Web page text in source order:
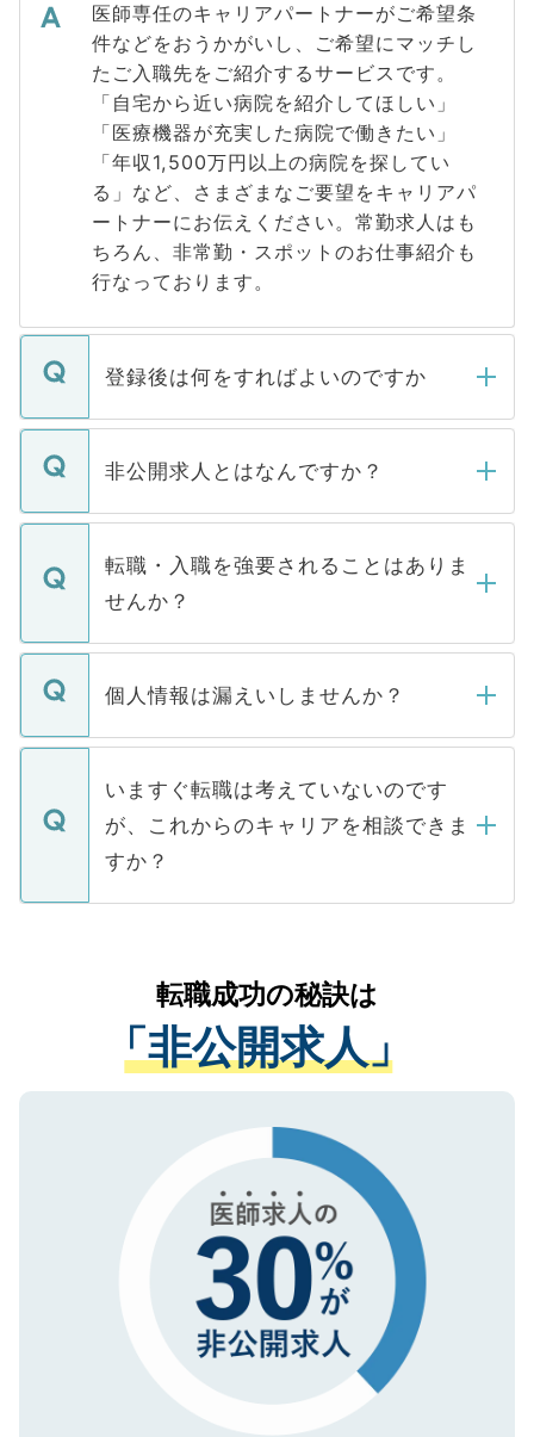
医師専任のキャリアパートナーがご希望条
件などをおうかがいし、ご希望にマッチし
たご入職先をご紹介するサービスです。
「自宅から近い病院を紹介してほしい」
「医療機器が充実した病院で働きたい」
「年収1,500万円以上の病院を探してい
る」など、さまざまなご要望をキャリアパ
ートナーにお伝えください。常勤求人はも
ちろん、非常勤・スポットのお仕事紹介も
行なっております。
登録後は何をすればよいのですか
ご登録いただきましたら、弊社担当者がご
登録内容を確認し、その後メールもしくは
ます。通常、5営業日以内にはご連絡をせて
いただきますので、しばらくお待ちくださ
非公開求人とはなんですか？
マイナビDOCTORで取り扱っている求人の
うち約3割は、Webサイトからご覧いただ
けない「非公開求人」です。非公開求人は
下記の理由によって、一般には公開してい
ません。
■応募殺到を避けるため 人気のある医療機
関を公にしてしまうと、応募が殺到する場
に、医療機関が求める条件に合った人材の
みを人材紹介会社に依頼するケースが増え
ています。
転職・入職を強要されることはありま
せんか？
転職・入職を強要することは一切ありませ
ん。また、仮に応募先から内定をいただい
定を承諾する必要はありません。内定先へ
の辞退の連絡はキャリアパートナーが行い
個人情報は漏えいしませんか？
個人情報が漏えいすることはありませんの
で、ご安心ください。当サイトからの登録
などで収集したご登録者様の個人情報は、
ご本人のキャリアアップおよび転職活動の
支援を目的に使用いたします。お預かりし
ているすべての個人データはご本人の許可
は、個人情報の取り扱いについての厳密な
管理基準を満たした事業者のみに付与され
る、プライバシーマークを取得済みです。
で、機密保持に関してもご安心ください。
いますぐ転職は考えていないのです
が、これからのキャリアを相談できま
すか？
かがいして、現在の医療機関の状況や紹介
経験をまじえながら、適切なアドバイスを
させていただきます。すぐにご転職をされ
ない方には、長期的なサポートが可能です
ので、まずはご登録ください。
転職成功の秘訣は
「非公開求人」